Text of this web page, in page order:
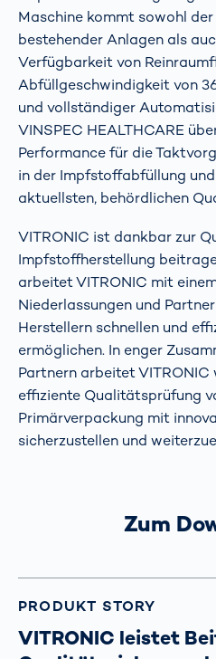
Maschine kommt sowohl
bestehender Anlagen als
Verfügbarkeit von
Abfüllgeschwindigkeit von
und vollständiger
VINSPEC HEALTHCARE
Performance für die
in der Impfstoffabfüllung
aktuellsten, behördlichen
VITRONIC ist dankbar zur
Impfstoffherstellung
arbeitet VITRONIC mit
Niederlassungen und
Herstellern schnellen und
ermöglichen. In enger
Partnern arbeitet
effiziente Qualitätsprüfung
Primärverpackung mit
sicherzustellen und
Zum
PRODUKT STORY
VITRONIC leistet